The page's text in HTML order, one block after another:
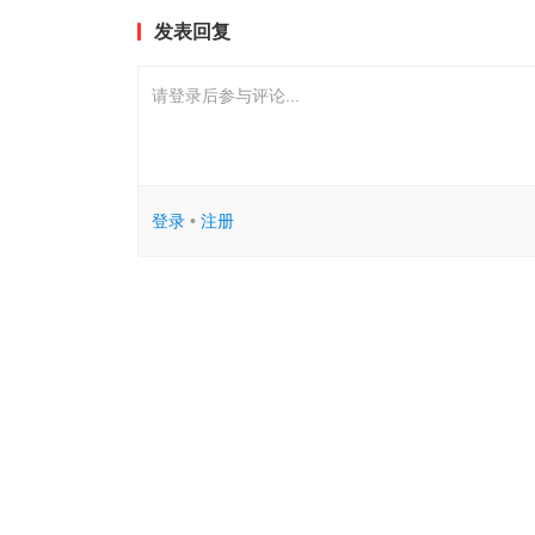
发表回复
请登录后参与评论...
登录• 注册